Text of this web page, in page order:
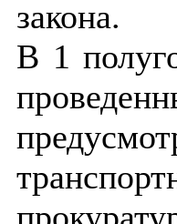
закона.
В 1